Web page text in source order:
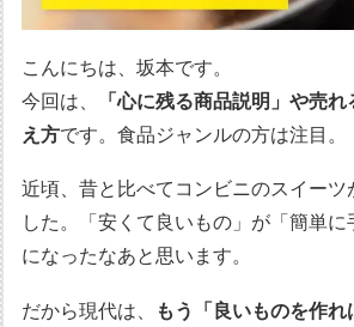
こんにちは、坂本です。
今回は、
「心に残る商品説明」や売
え方です。食品ジャンルの方は注目。
近頃、昔と比べてコンビニのスイーツ
した。「安くて良いもの」が「簡単に
になったなあと思います。
だから現代は、
もう「良いものを作れ